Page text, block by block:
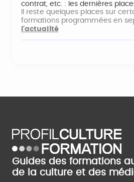
contrat, etc. : les dernières
Il reste quelques places sur
formations programmées en
l'actualité
Guides des formations
de la culture et des